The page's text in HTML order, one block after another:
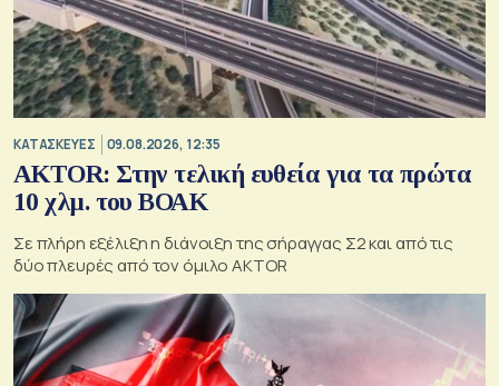
ΚΑΤΑΣΚΕΥΕΣ 09.08.2026, 12:35
AKTOR: Στην τελική ευθεία για τα πρώτα
10 χλμ. του ΒΟΑΚ
Σε πλήρη εξέλιξη η διάνοιξη της σήραγγας Σ2 και από τις
δύο πλευρές από τον όμιλο AKTOR